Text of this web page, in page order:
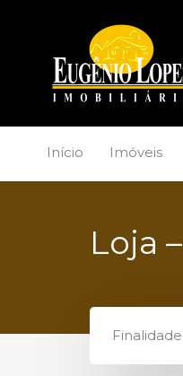
Início Imóveis
Loja